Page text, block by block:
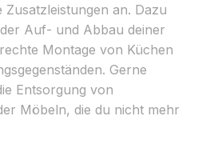
an. Dazu
Auf- und Abbau deiner
Montage von Küchen
Gerne
Entsorgung von
Möbeln, die du nicht mehr